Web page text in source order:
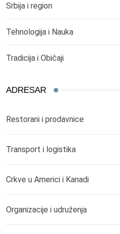
Srbija i region
Tehnologija i Nauka
Tradicija i Običaji
ADRESAR
Restorani i prodavnice
Transport i logistika
Crkve u Americi i Kanadi
Organizacije i udruženja